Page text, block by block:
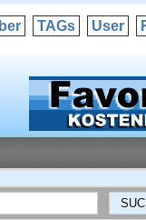
TAGs User